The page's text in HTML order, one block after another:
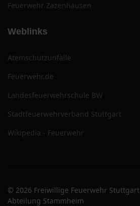
Feuerwehr Zazenhausen
Weblinks
Atemschutzunfälle
Feuerwehr.de
Landesfeuerwehrschule BW
Stadtfeuerwehrverband Stuttgart
Wikipedia - Feuerwehr
© 2026 Freiwillige Feuerwehr Stuttgart
Abteilung Stammheim